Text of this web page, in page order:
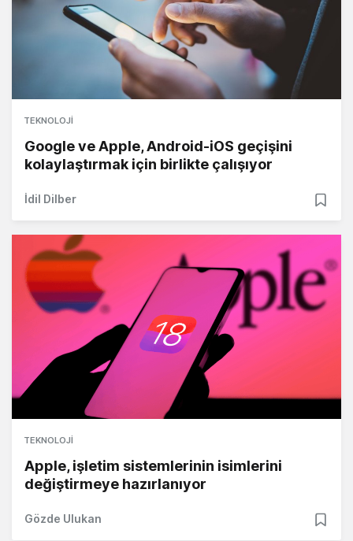
TEKNOLOJI
Google ve Apple, Android-iOS geçişini
kolaylaştırmak için birlikte çalışıyor
İdil Dilber
TEKNOLOJI
Apple, işletim sistemlerinin isimlerini
değiştirmeye hazırlanıyor
Gözde Ulukan